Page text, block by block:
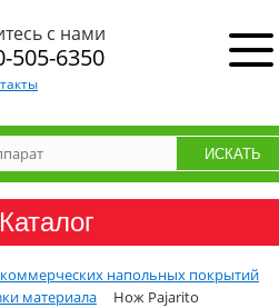
с нами
505-6350
Каталог
коммерческих напольных покрытий
материала
Нож Pajarito